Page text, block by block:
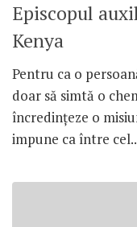
Episcopul
Kenya
Pentru ca o
doar să simtă o
încredinţeze o
impune ca între